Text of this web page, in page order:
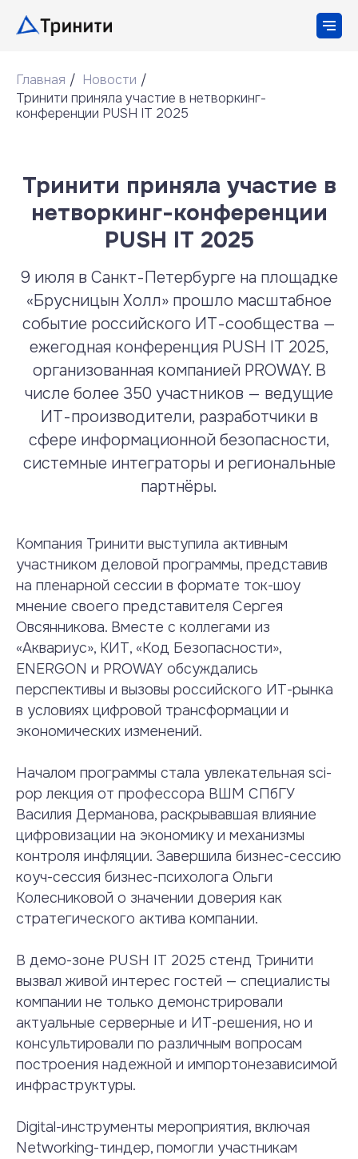
Главная / Новости /
Тринити приняла участие в нетворкинг-
конференции PUSH IT 2025
Тринити приняла участие в
нетворкинг-конференции
PUSH IT 2025
9 июля в Санкт-Петербурге на площадке
«Брусницын Холл» прошло масштабное
событие российского ИТ-сообщества —
ежегодная конференция PUSH IT 2025,
организованная компанией PROWAY. В
числе более 350 участников — ведущие
ИТ-производители, разработчики в
сфере информационной безопасности,
системные интеграторы и региональные
партнёры.
Компания Тринити выступила активным
участником деловой программы, представив
на пленарной сессии в формате ток-шоу
мнение своего представителя Сергея
Овсянникова. Вместе с коллегами из
«Аквариус», КИТ, «Код Безопасности»,
ENERGON и PROWAY обсуждались
перспективы и вызовы российского ИТ-рынка
в условиях цифровой трансформации и
экономических изменений.
Началом программы стала увлекательная sci-
pop лекция от профессора ВШМ СПбГУ
Василия Дерманова, раскрывавшая влияние
цифровизации на экономику и механизмы
контроля инфляции. Завершила бизнес-сессию
коуч-сессия бизнес-психолога Ольги
Колесниковой о значении доверия как
стратегического актива компании.
В демо-зоне PUSH IT 2025 стенд Тринити
вызвал живой интерес гостей — специалисты
компании не только демонстрировали
актуальные серверные и ИТ-решения, но и
консультировали по различным вопросам
построения надежной и импортонезависимой
инфраструктуры.
Digital-инструменты мероприятия, включая
Networking-тиндер, помогли участникам